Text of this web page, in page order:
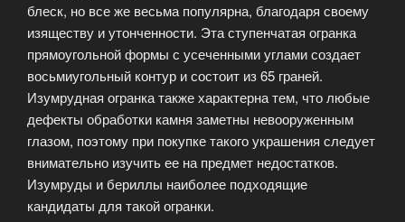
блеск, но все же весьма популярна, благодаря своему
изяществу и утонченности. Эта ступенчатая огранка
прямоугольной формы с усеченными углами создает
восьмиугольный контур и состоит из 65 граней.
Изумрудная огранка также характерна тем, что любые
дефекты обработки камня заметны невооруженным
глазом, поэтому при покупке такого украшения следует
внимательно изучить ее на предмет недостатков.
Изумруды и бериллы наиболее подходящие
кандидаты для такой огранки.